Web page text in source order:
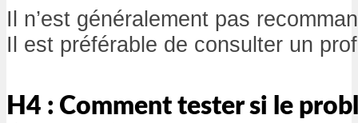
Il n’est généralement pas
Il est préférable de consulter un
H4 : Comment tester si le